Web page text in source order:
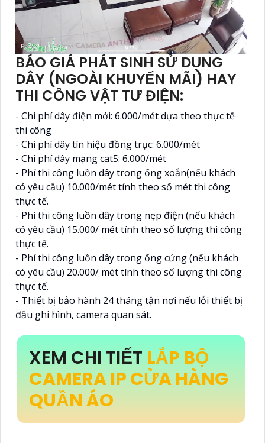
BÁO GIÁ PHÁT SINH SỬ DỤNG
DÂY (NGOÀI KHUYẾN MÃI) HAY
THI CÔNG VẬT TƯ ĐIỆN:
- Chi phí dây điện mới: 6.000/mét dựa theo thực tế
thi công
- Chi phí dây tín hiệu đồng trục: 6.000/mét
- Chi phí dây mạng cat5: 6.000/mét
- Phí thi công luồn dây trong ống xoắn(nếu khách
có yêu cầu) 10.000/mét tính theo số mét thi công
thực tế.
- Phí thi công luồn dây trong nẹp điện (nếu khách
có yêu cầu) 15.000/ mét tính theo số lượng thi công
thực tế.
- Phí thi công luồn dây trong ống cứng (nếu khách
có yêu cầu) 20.000/ mét tính theo số lượng thi công
thực tế.
- Thiết bị bảo hành 24 tháng tận nơi nếu lỗi thiết bị
đầu ghi hình, camera quan sát.
XEM CHI TIẾT LẮP BỘ
CAMERA IP CỬA HÀNG
QUẦN ÁO